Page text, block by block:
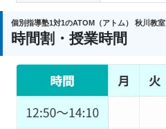
個別指導塾1対1のATOM（アトム） 秋川教室
時間割・授業時間